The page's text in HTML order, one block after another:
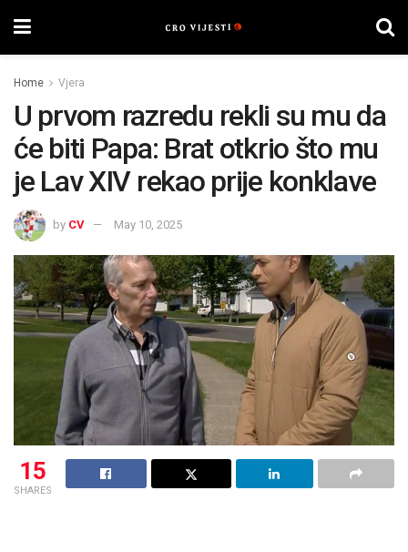
Home Vjera
U prvom razredu rekli su mu da
će biti Papa: Brat otkrio što mu
je Lav XIV rekao prije konklave
by CV May 10, 2025
15
SHARES